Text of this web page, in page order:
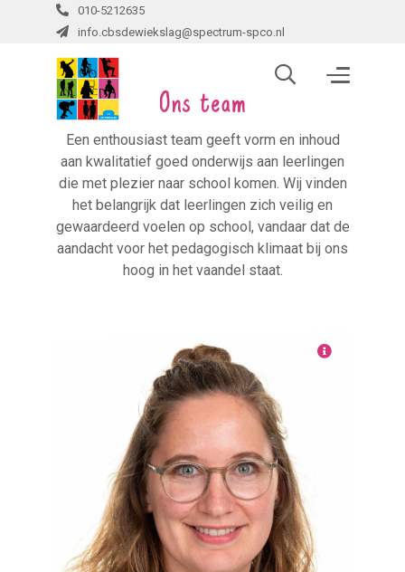
010-5212635
info.cbsdewiekslag@spectrum-spco.nl
Ons team
Een enthousiast team geeft vorm en inhoud
aan kwalitatief goed onderwijs aan leerlingen
die met plezier naar school komen. Wij vinden
het belangrijk dat leerlingen zich veilig en
gewaardeerd voelen op school, vandaar dat de
aandacht voor het pedagogisch klimaat bij ons
hoog in het vaandel staat.